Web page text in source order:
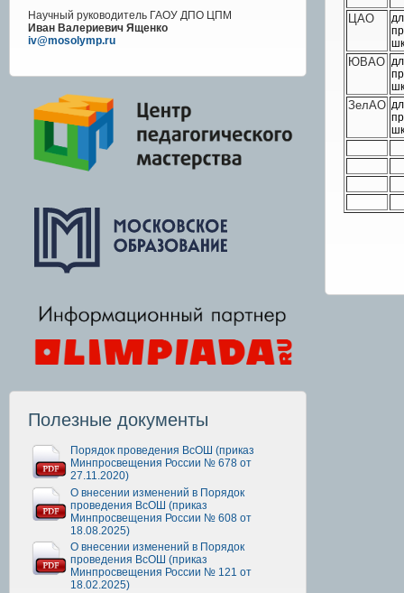
Научный руководитель ГАОУ ДПО ЦПМ
Иван Валериевич Ященко
iv@mosolymp.ru
Полезные документы
Порядок проведения ВсОШ (приказ
Минпросвещения России № 678 от
27.11.2020)
О внесении изменений в Порядок
проведения ВсОШ (приказ
Минпросвещения России № 608 от
18.08.2025)
О внесении изменений в Порядок
проведения ВсОШ (приказ
Минпросвещения России № 121 от
18.02.2025)
ЦАО
ЮВАО
ЗелАО